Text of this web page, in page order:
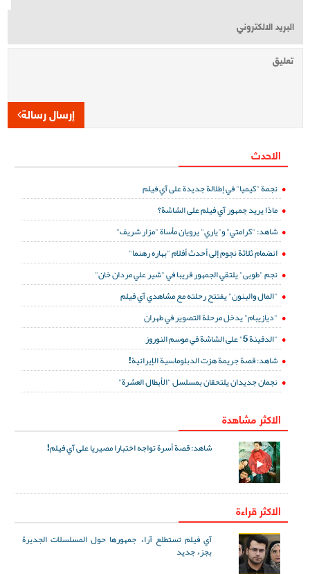
إرسال رسالة
الاحدث
نجمة "كيميا" في إطلالة جديدة على آي فيلم
ماذا يريد جمهور آي فيلم على الشاشة؟
شاهد: "كرامتي" و"ياري" يرويان مأساة "مزار شريف"
انضمام ثلاثة نجوم إلى أحدث أفلام "بهاره رهنما"
نجم "طوبى" يلتقي الجمهور قريبا في "شير علي مردان خان"
"المال والبنون" يفتتح رحلته مع مشاهدي آي فيلم
"ديازيبام" يدخل مرحلة التصوير في طهران
"الدفينة 5" على الشاشة في موسم النوروز
شاهد: قصة جريمة هزت الدبلوماسية الإيرانية!
نجمان جديدان يلتحقان بمسلسل "الأبطال العشرة"
الاكثر مشاهدة
شاهد: قصة أسرة تواجه اختبارا مصيريا على آي فيلم!
الاكثر قراءة
آي فيلم تستطلع آراء جمهورها حول المسلسلات الجديرة
بجزء جديد